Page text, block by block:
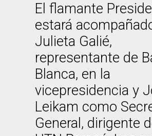
El flamante
estará
Julieta Galié,
representante de
Blanca, en la
vicepresidencia y
Leikam como
General, dirigente